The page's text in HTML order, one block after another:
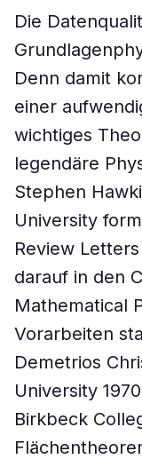
Die
Denn damit
einer
wichtiges
legendäre
Stephen
University
Review
darauf in den
Mathematical
Vorarbeiten
Demetrios
University
Birkbeck